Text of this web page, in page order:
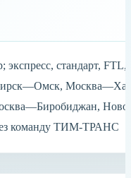
стандарт, FTL,
команду ТИМ-ТРАНС